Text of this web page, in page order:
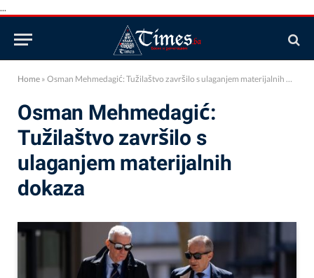
...
Home » Osman Mehmedagić: Tužilaštvo završilo s ulaganjem materijalnih dokaza
Osman Mehmedagić:
Tužilaštvo završilo s
ulaganjem materijalnih
dokaza